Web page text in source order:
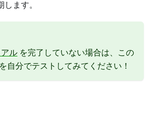
ます。
ル を完了していない場合は、この
自分でテストしてみてください！